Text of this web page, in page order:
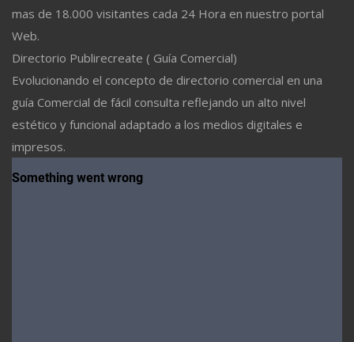
mas de 18.000 visitantes cada 24 Hora en nuestro portal
Web.
Directorio Publirecreate ( Guía Comercial)
Evolucionando el concepto de directorio comercial en una
guía Comercial de fácil consulta reflejando un alto nivel
estético y funcional adaptado a los medios digitales e
impresos.